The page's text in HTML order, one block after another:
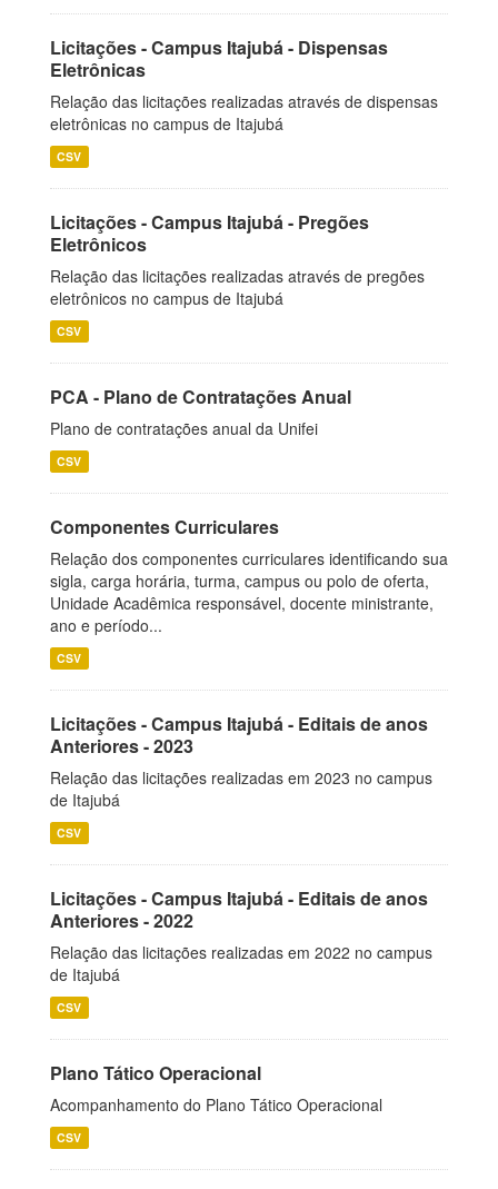
Licitações - Campus Itajubá - Dispensas
Eletrônicas
Relação das licitações realizadas através de dispensas
eletrônicas no campus de Itajubá
CSV
Licitações - Campus Itajubá - Pregões
Eletrônicos
Relação das licitações realizadas através de pregões
eletrônicos no campus de Itajubá
CSV
PCA - Plano de Contratações Anual
Plano de contratações anual da Unifei
CSV
Componentes Curriculares
Relação dos componentes curriculares identificando sua
sigla, carga horária, turma, campus ou polo de oferta,
Unidade Acadêmica responsável, docente ministrante,
ano e período...
CSV
Licitações - Campus Itajubá - Editais de anos
Anteriores - 2023
Relação das licitações realizadas em 2023 no campus
de Itajubá
CSV
Licitações - Campus Itajubá - Editais de anos
Anteriores - 2022
Relação das licitações realizadas em 2022 no campus
de Itajubá
CSV
Plano Tático Operacional
Acompanhamento do Plano Tático Operacional
CSV